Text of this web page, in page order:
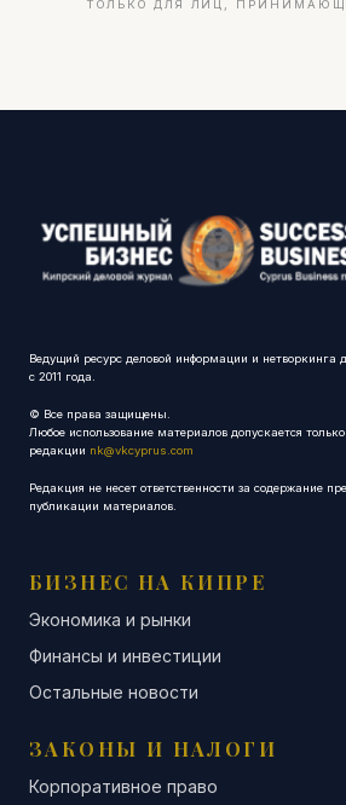
ТОЛЬКО ДЛЯ ЛИЦ,
Ведущий ресурс деловой информации и нетворкинга
с 2011 года.
© Все права защищены.
Любое использование материалов допускается только
редакции nk@vkcyprus.com
Редакция не несет ответственности за содержание
публикации материалов.
БИЗНЕС НА КИПРЕ
Экономика и рынки
Финансы и инвестиции
Остальные новости
ЗАКОНЫ И НАЛОГИ
Корпоративное право